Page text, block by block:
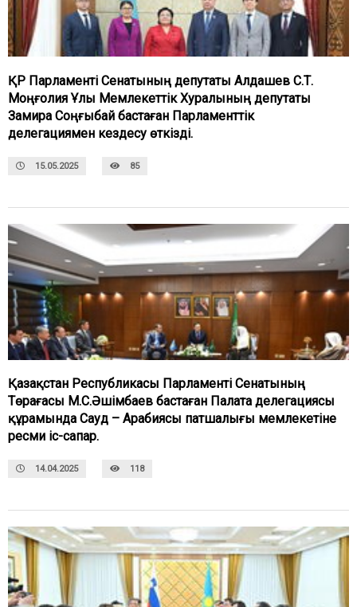
ҚР Парламенті Сенатының депутаты Алдашев С.Т.
Моңғолия Ұлы Мемлекеттік Хуралының депутаты
Замира Соңғыбай бастаған Парламенттік
делегациямен кездесу өткізді.
15.05.2025 85
Қазақстан Республикасы Парламенті Сенатының
Төрағасы М.С.Әшімбаев бастаған Палата делегациясы
құрамында Сауд – Арабиясы патшалығы мемлекетіне
ресми іс-сапар.
14.04.2025 118